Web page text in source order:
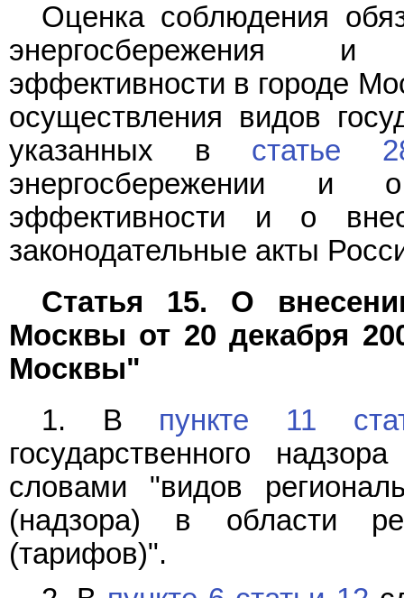
Оценка соблюдения
энергосбережения и
эффективности в городе
осуществления видов
указанных в статье
энергосбережении и
эффективности и о
законодательные акты
Статья 15. О
Москвы от 20 декабря
Москвы"
1. В пункте 11
государственного
словами "видов
(надзора) в области
(тарифов)".